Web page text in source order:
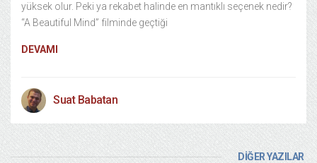
yüksek olur. Peki ya rekabet halinde en mantıklı seçenek nedir?
“A Beautiful Mind” filminde geçtiği
DEVAMI
Suat Babatan
DİĞER YAZILAR